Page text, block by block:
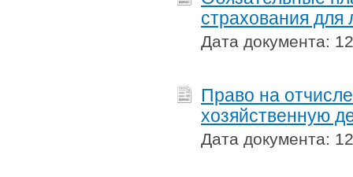
страхования для
Дата документа:
Право на
хозяйственную
Дата документа: